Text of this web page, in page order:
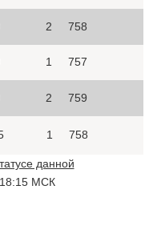
2 758
1 757
2 759
1 758
данной
МСК